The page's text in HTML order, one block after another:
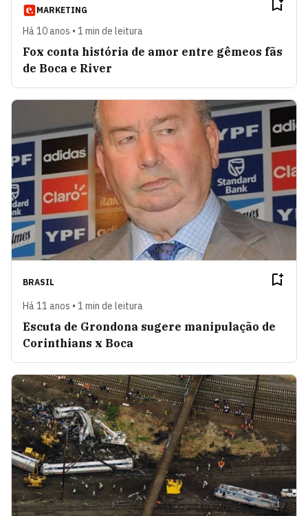
MARKETING
Há 10 anos • 1 min de leitura
Fox conta história de amor entre gêmeos fãs
de Boca e River
BRASIL
Há 11 anos • 1 min de leitura
Escuta de Grondona sugere manipulação de
Corinthians x Boca